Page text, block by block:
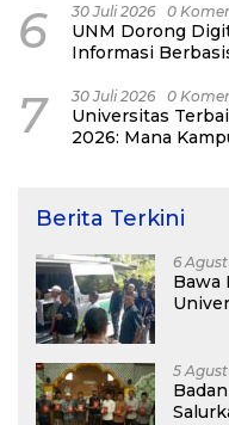
6 30 Juli 2026 0
UNM Dorong
Informasi
7 30 Juli 2026 0
Universitas
2026: Mana
Berita Terkini
6
Bawa
5